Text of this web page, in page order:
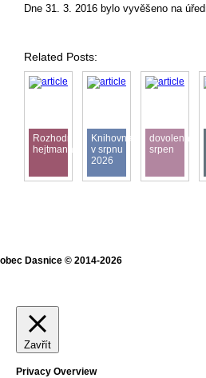
Dne 31. 3. 2016 bylo vyvěšeno na
Related Posts:
Rozhodnutí
hejtmana
Knihovna
v srpnu
2026
dovolená
srpen
obec Dasnice © 2014-2026
Zavřít
Privacy Overview